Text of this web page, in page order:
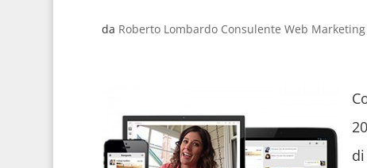
da Roberto Lombardo Consulente Web Marketing